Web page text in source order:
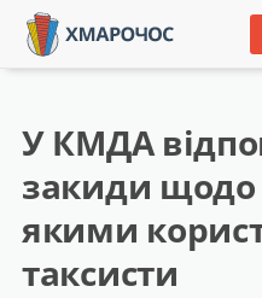
У КМДА
закиди щодо
якими
таксисти